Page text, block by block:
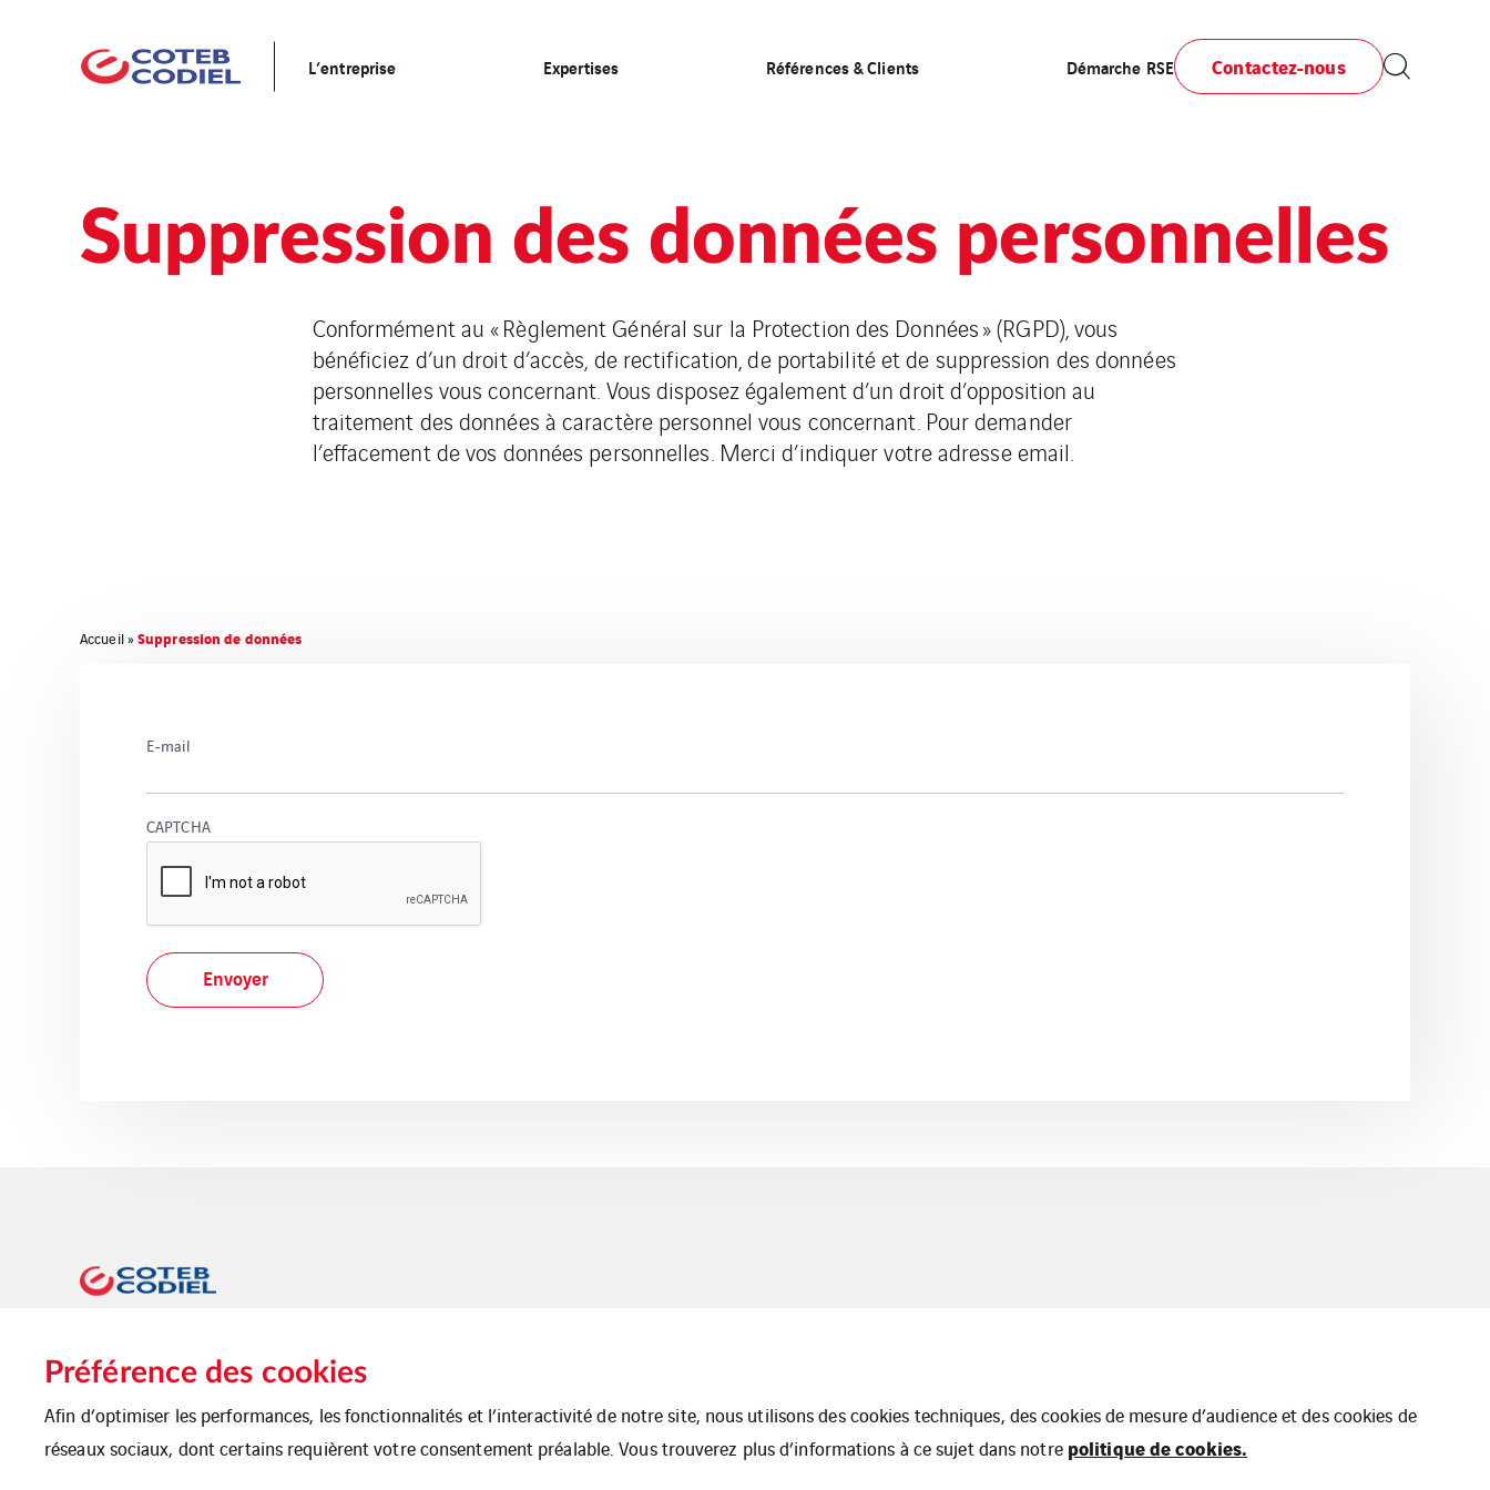
L’entreprise Expertises Références & Clients Démarche RSE Contactez-nous
Suppression des données personnelles
Conformément au « Règlement Général sur la Protection des Données » (RGPD), vous
bénéficiez d’un droit d’accès, de rectification, de portabilité et de suppression des données
personnelles vous concernant. Vous disposez également d’un droit d’opposition au
traitement des données à caractère personnel vous concernant. Pour demander
l’effacement de vos données personnelles. Merci d’indiquer votre adresse email.
Accueil»Suppression de données
E-mail
CAPTCHA
Préférence des cookies
Afin d’optimiser les performances, les fonctionnalités et l’interactivité de notre site, nous utilisons des cookies techniques, des cookies de mesure d’audience et des cookies de
réseaux sociaux, dont certains requièrent votre consentement préalable. Vous trouverez plus d’informations à ce sujet dans notre politique de cookies.